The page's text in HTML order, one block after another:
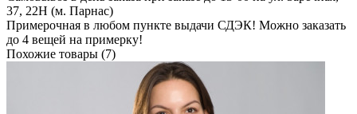
37, 22Н (м. Парнас)
Примерочная в любом пункте выдачи СДЭК! Можно заказать
до 4 вещей на примерку!
Похожие товары (7)